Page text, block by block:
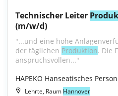
Technischer Leiter
(m/w/d)
"...und eine hohe
der täglichen Produktion. Die
anspruchsvollen..."
HAPEKO Hanseatisches
Lehrte, Raum Hannover